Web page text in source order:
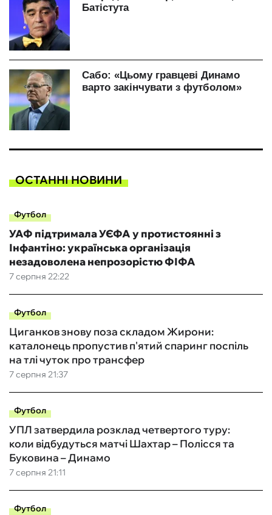
ОСТАННІ НОВИНИ
Футбол
7 серпня 22:22
УАФ підтримала УЄФА у протистоянні з
Інфантіно: українська організація
незадоволена непрозорістю ФІФА
Футбол
7 серпня 21:37
Циганков знову поза складом Жирони:
каталонець пропустив п'ятий спаринг поспіль
на тлі чуток про трансфер
Футбол
7 серпня 21:11
УПЛ затвердила розклад четвертого туру:
коли відбудуться матчі Шахтар – Полісся та
Буковина – Динамо
Футбол